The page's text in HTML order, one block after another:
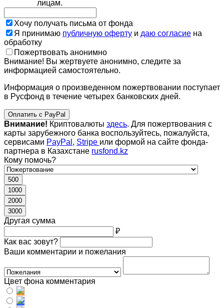
лицам.
Хочу получать письма от фонда
Я принимаю публичную оферту и даю согласие на
обработку
Пожертвовать анонимно
Внимание! Вы жертвуете анонимно, следите за
информацией самостоятельно.
Информация о произведенном пожертвовании поступает
в Русфонд в течение четырех банковских дней.
Оплатить с PayPal
Внимание! Криптовалюты здесь. Для пожертвования с
карты зарубежного банка воспользуйтесь, пожалуйста,
сервисами PayPal , Stripe или формой на сайте фонда-
партнера в Казахстане rusfond.kz
Кому помочь?
500
1000
2000
3000
Другая сумма
₽
Как вас зовут?
Ваши комментарии и пожелания
Цвет фона комментария